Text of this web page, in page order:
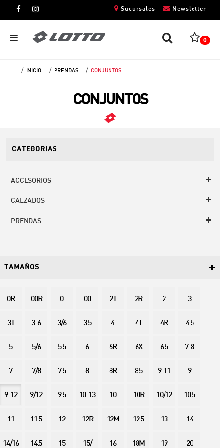
Newsletter
Sucursales
0
INICIO PRENDAS CONJUNTOS
CONJUNTOS
CATEGORIAS
ACCESORIOS
CALZADOS
PRENDAS
TAMAÑOS
0R 00R 0 00 2T 2R 2 3
3T 3-6 3/6 3.5 4 4T 4R 4.5
5 5/6 5.5 6 6R 6X 6.5 7-8
7 7/8 7.5 8 8R 8.5 9-11 9
9-12 9/12 9.5 10-13 10 10R 10/12 10.5
11 11.5 12 12R 12M 12.5 13 14
14/16 14.5 15 15/ 16 18M 19 20